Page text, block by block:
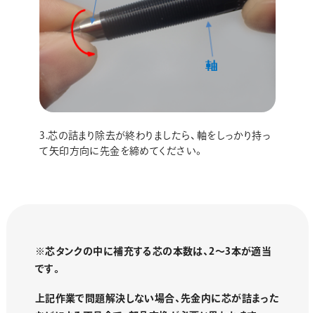
3.芯の詰まり除去が終わりましたら、軸をしっかり持っ
て矢印方向に先金を締めてください。
※芯タンクの中に補充する芯の本数は、2～3本が適当
です。
上記作業で問題解決しない場合、先金内に芯が詰まった